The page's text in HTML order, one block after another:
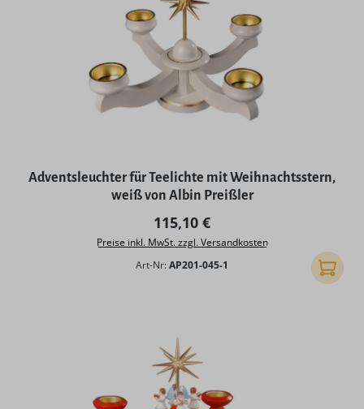
Adventsleuchter für Teelichte mit Weihnachtsstern,
weiß von Albin Preißler
Regulärer Preis:
115,10 €
Preise inkl. MwSt. zzgl. Versandkosten
Art-Nr:AP201-045-1 In den